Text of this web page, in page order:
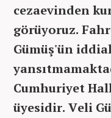
cezaevinden
görüyoruz.
Gümüş'ün
Cumhuriyet
üyesidir. Veli